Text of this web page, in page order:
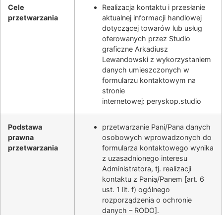
Cele
przetwarzania
Realizacja kontaktu i przesłanie
aktualnej informacji handlowej
dotyczącej towarów lub usług
oferowanych przez Studio
graficzne Arkadiusz
Lewandowski z wykorzystaniem
danych umieszczonych w
formularzu kontaktowym na
stronie
internetowej: peryskop.studio
Podstawa
prawna
przetwarzania
przetwarzanie Pani/Pana danych
osobowych wprowadzonych do
formularza kontaktowego wynika
z uzasadnionego interesu
Administratora, tj. realizacji
kontaktu z Panią/Panem [art. 6
ust. 1 lit. f) ogólnego
rozporządzenia o ochronie
danych – RODO].